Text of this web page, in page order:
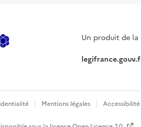
Un produit de
Mentions légales